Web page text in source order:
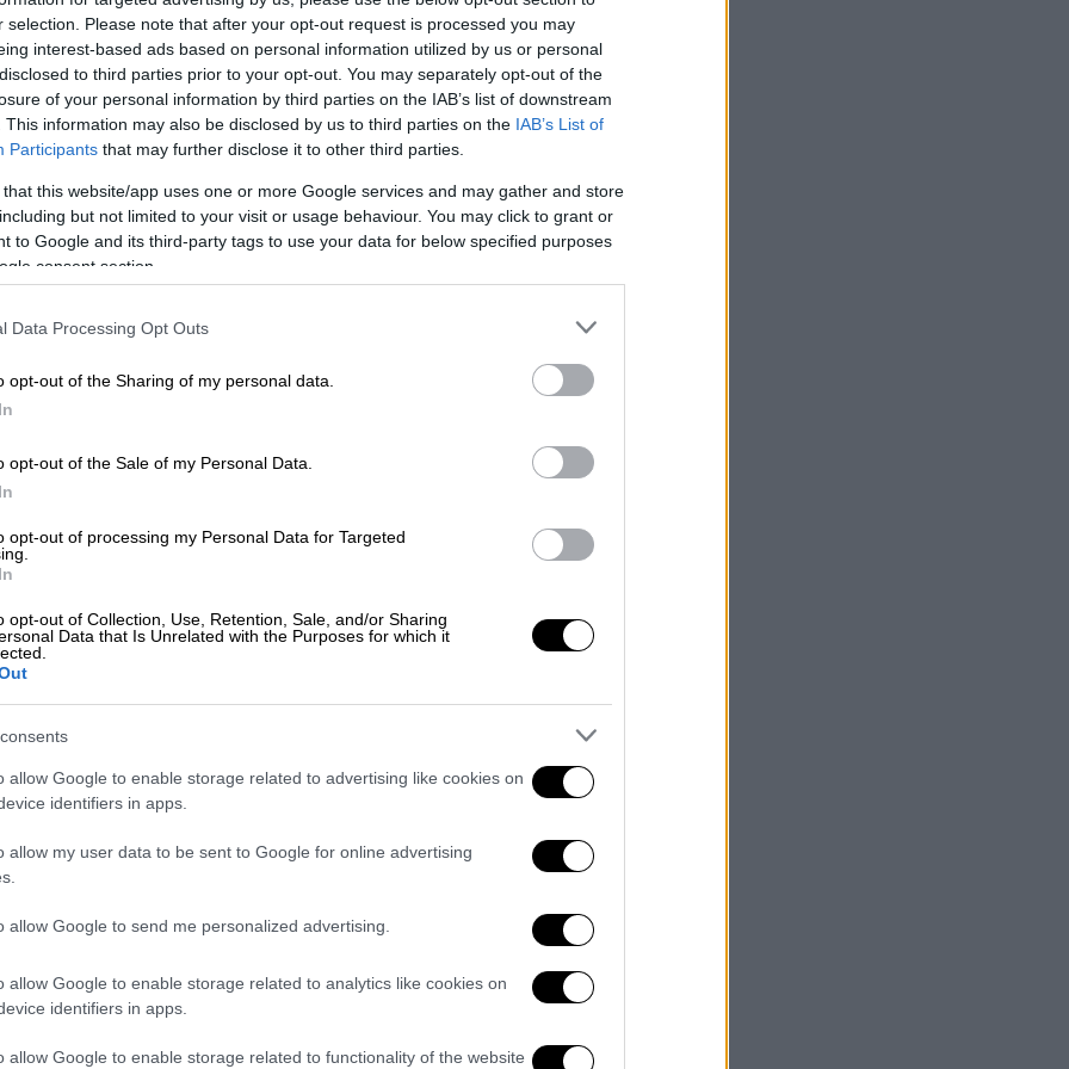
selection. Please note that after your opt-out request is processed you may
interest-based ads based on personal information utilized by us or personal
to third parties prior to your opt-out. You may separately opt-out of the
of your personal information by third parties on the IAB’s list of downstream
This information may also be disclosed by us to third parties on the IAB’s List of
Participants that may further disclose it to other third parties.
that this website/app uses one or more Google services and may gather and store
but not limited to your visit or usage behaviour. You may click to grant or
to Google and its third-party tags to use your data for below specified purposes
consent section.
Data Processing Opt Outs
opt-out of the Sharing of my personal data.
opt-out of the Sale of my Personal Data.
opt-out of processing my Personal Data for Targeted
opt-out of Collection, Use, Retention, Sale, and/or Sharing
Data that Is Unrelated with the Purposes for which it
allow Google to enable storage related to advertising like cookies on
identifiers in apps.
allow my user data to be sent to Google for online advertising
allow Google to send me personalized advertising.
allow Google to enable storage related to analytics like cookies on
identifiers in apps.
allow Google to enable storage related to functionality of the website
για την ίδιααεροπορική εταιρεία
πριν από 16 χρόνια.
στην Yeti Airlines, ακολουθώντας τα βήματα
επίσης για τηναεροπορική εταιρεία
τομικρό επιβατικό αεροπλάνοπου
τηνπροσγείωση.
πτήσης από τοΚατμαντούπου συνετρίβη
Κυριακή,σκοτώνοντας τουλάχιστον 68
δυστύχημα της χώρας των Ιμαλαΐων
είχε συλληφθεί ως ύποπτη μετά
- Έπεσε σε αντιφάσεις
Κίνας - Πόσους κατοίκους έχει η
τι σημαίνει αυτό για τον
2006 σε συντριβή αεροσκάφους Twin
στο Reuters ο εκπρόσωπος της
αναφερόμενος στην Khatiwada.
με τα χρήματα που πήρε από την
είπε ο ίδιος.
πτήσης, η Khatiwada είχε